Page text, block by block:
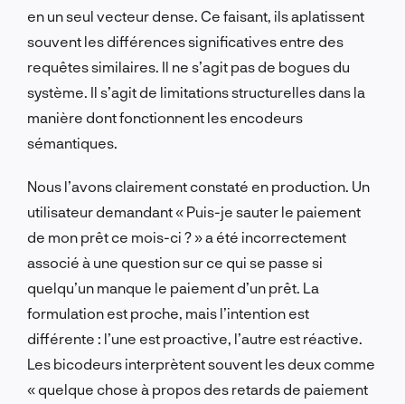
en un seul vecteur dense. Ce faisant, ils aplatissent
souvent les différences significatives entre des
requêtes similaires. Il ne s’agit pas de bogues du
système. Il s’agit de limitations structurelles dans la
manière dont fonctionnent les encodeurs
sémantiques.
Nous l’avons clairement constaté en production. Un
utilisateur demandant « Puis-je sauter le paiement
de mon prêt ce mois-ci ? » a été incorrectement
associé à une question sur ce qui se passe si
quelqu’un manque le paiement d’un prêt. La
formulation est proche, mais l’intention est
différente : l’une est proactive, l’autre est réactive.
Les bicodeurs interprètent souvent les deux comme
« quelque chose à propos des retards de paiement